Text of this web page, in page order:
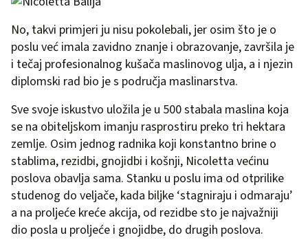
No, takvi primjeri ju nisu pokolebali, jer osim što je o
poslu već imala zavidno znanje i obrazovanje, završila je
i tečaj profesionalnog kušača maslinovog ulja, a i njezin
diplomski rad bio je s područja maslinarstva.
Sve svoje iskustvo uložila je u 500 stabala maslina koja
se na obiteljskom imanju rasprostiru preko tri hektara
zemlje. Osim jednog radnika koji konstantno brine o
stablima, rezidbi, gnojidbi i košnji, Nicoletta većinu
poslova obavlja sama. Stanku u poslu ima od otprilike
studenog do veljače, kada biljke ‘stagniraju i odmaraju’
a na proljeće kreće akcija, od rezidbe sto je najvažniji
dio posla u proljeće i gnojidbe, do drugih poslova.